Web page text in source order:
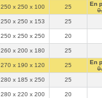
250 x 250 x 100 25
En
250 x 250 x 153 25
250 x 250 x 250 20
260 x 200 x 180 25
270 x 190 x 120 25
En
280 x 185 x 250 25
280 x 220 x 200 20